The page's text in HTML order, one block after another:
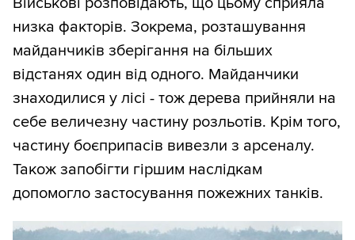
низка факторів. Зокрема, розташування
майданчиків зберігання на більших
відстанях один від одного. Майданчики
знаходилися у лісі - тож дерева прийняли на
себе величезну частину розльотів. Крім того,
частину боєприпасів вивезли з арсеналу.
Також запобігти гіршим наслідкам
допомогло застосування пожежних танків.